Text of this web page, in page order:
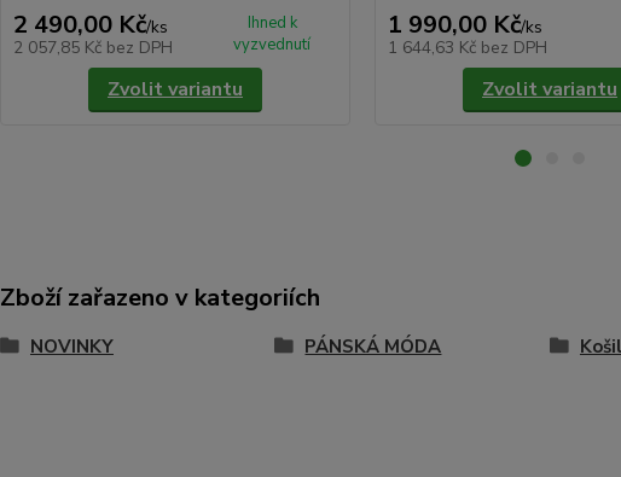
2 490,00 Kč/ks
2 057,85 Kč bez DPH
Ihned k
vyzvednutí
Zvolit variantu
1 990,00 Kč/ks
1 644,63 Kč bez DPH
Zvolit variantu
Zboží zařazeno v kategoriích
NOVINKY PÁNSKÁ MÓDA